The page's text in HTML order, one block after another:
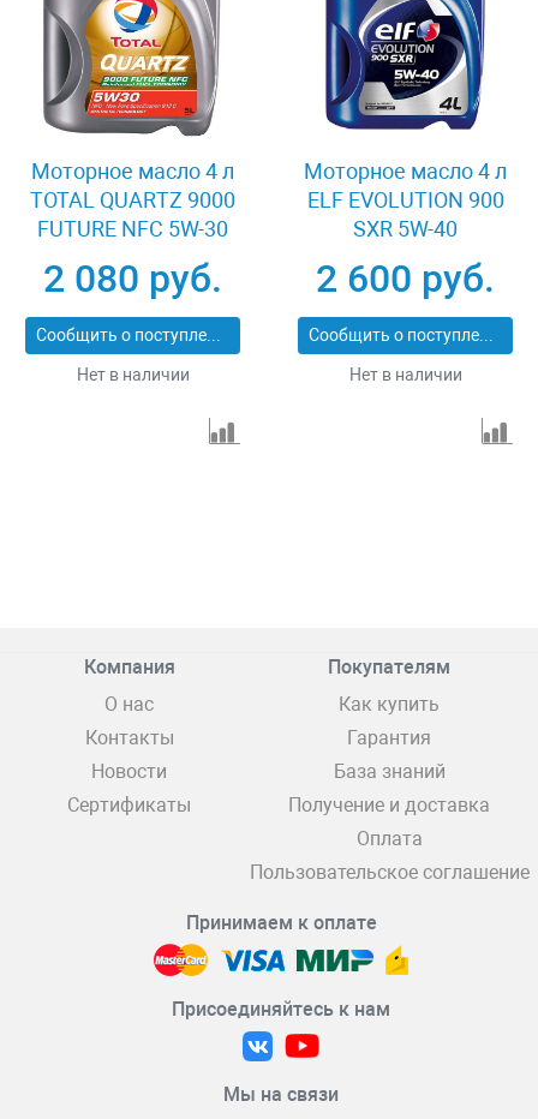
Моторное масло 4 л
TOTAL QUARTZ 9000
FUTURE NFC 5W-30
2 080 руб.
Сообщить о поступлении
Нет в наличии
Моторное масло 4 л
ELF EVOLUTION 900
SXR 5W-40
2 600 руб.
Сообщить о поступлении
Нет в наличии
Компания
О нас
Контакты
Новости
Сертификаты
Покупателям
Как купить
Гарантия
База знаний
Получение и доставка
Оплата
Пользовательское соглашение
Принимаем к оплате
Присоединяйтесь к нам
Мы на связи